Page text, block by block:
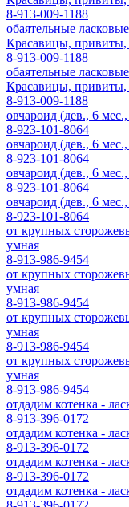
8-913-009-1188
обаятельные
Красавицы, привиты,
8-913-009-1188
обаятельные
Красавицы, привиты,
8-913-009-1188
овчароид (дев., 6
8-923-101-8064
овчароид (дев., 6
8-923-101-8064
овчароид (дев., 6
8-923-101-8064
овчароид (дев., 6
8-923-101-8064
от крупных
умная
8-913-986-9454
от крупных
умная
8-913-986-9454
от крупных
умная
8-913-986-9454
от крупных
умная
8-913-986-9454
отдадим котенка -
8-913-396-0172
отдадим котенка -
8-913-396-0172
отдадим котенка -
8-913-396-0172
отдадим котенка -